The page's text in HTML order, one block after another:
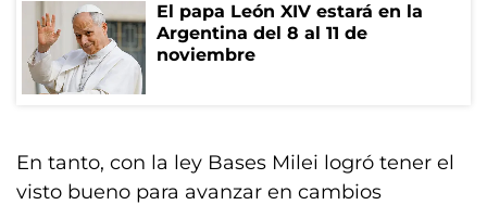
El papa León XIV estará en la
Argentina del 8 al 11 de
noviembre
En tanto, con la ley Bases Milei logró tener el
visto bueno para avanzar en cambios